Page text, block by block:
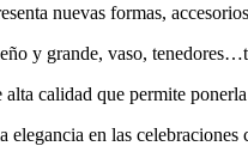
nuevas formas,
y grande, vaso,
calidad que permite
en las celebraciones